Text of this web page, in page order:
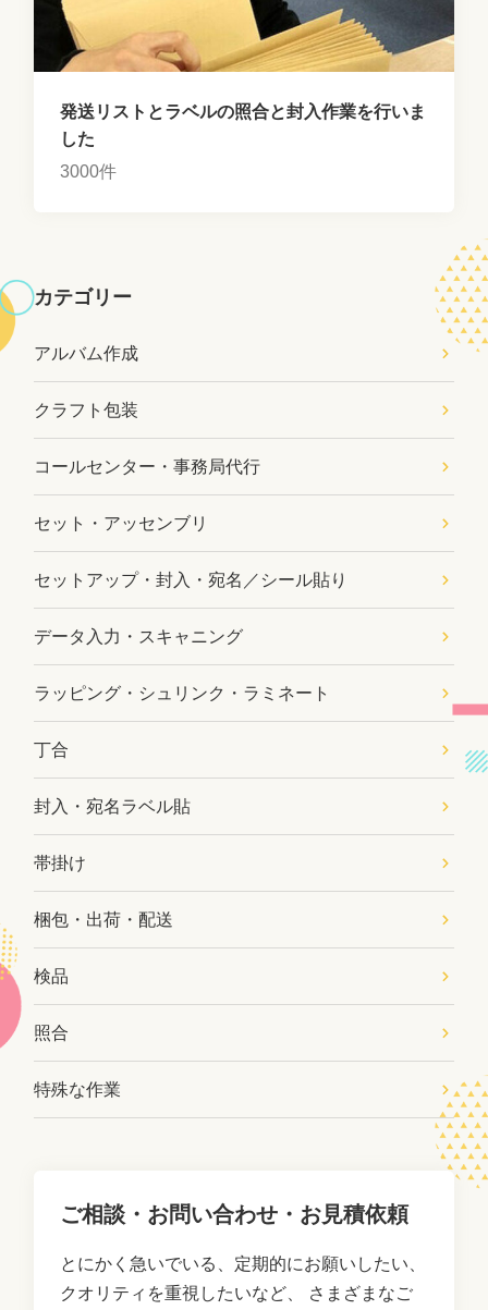
発送リストとラベルの照合と封入作業を行いま
した
3000件
カテゴリー
アルバム作成
クラフト包装
コールセンター・事務局代行
セット・アッセンブリ
セットアップ・封入・宛名／シール貼り
データ入力・スキャニング
ラッピング・シュリンク・ラミネート
丁合
封入・宛名ラベル貼
帯掛け
梱包・出荷・配送
検品
照合
特殊な作業
ご相談・お問い合わせ・お見積依頼
とにかく急いでいる、定期的にお願いしたい、
クオリティを重視したいなど、
さまざまなご